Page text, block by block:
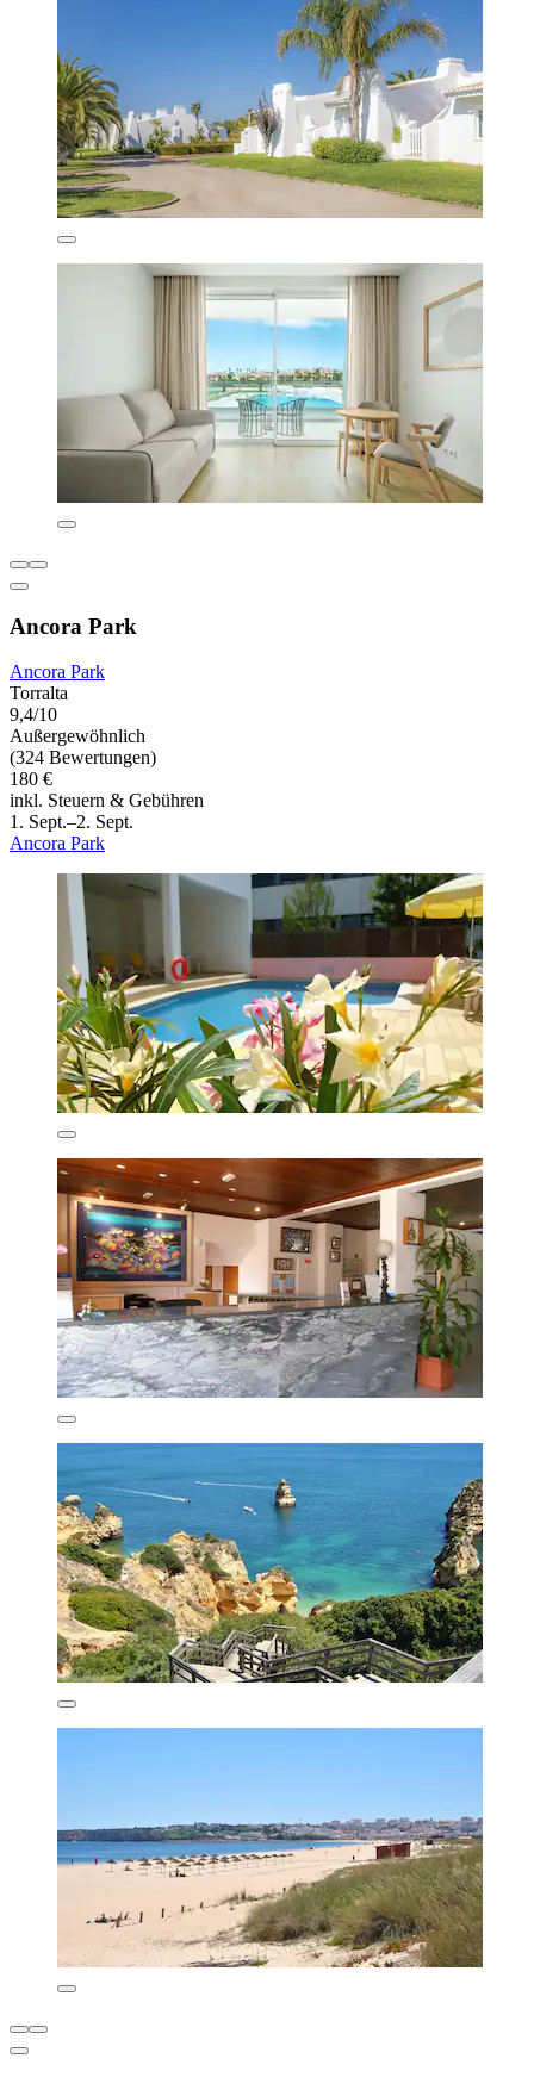
Ancora Park
Ancora Park
Torralta
9,4/10
Außergewöhnlich
(324 Bewertungen)
180 €
inkl. Steuern & Gebühren
1. Sept.–2. Sept.
Ancora Park